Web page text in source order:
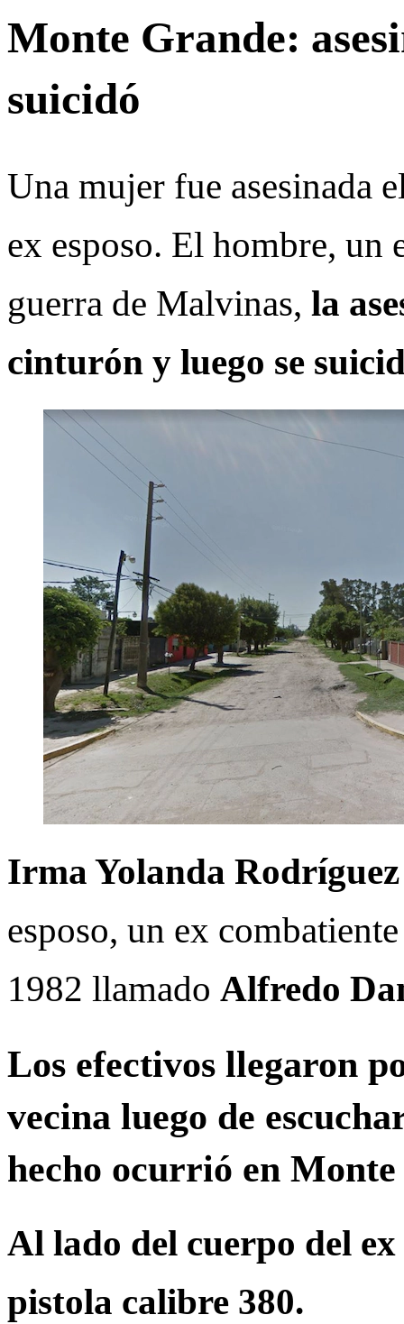
Monte Grande:
suicidó
Una mujer fue asesinada
ex esposo. El hombre,
guerra de Malvinas, la
cinturón y luego se
Irma Yolanda Rodríguez
esposo, un ex
1982 llamado Alfredo
Los efectivos llegaron
vecina luego de
hecho ocurrió en
Al lado del cuerpo del
pistola calibre 380.